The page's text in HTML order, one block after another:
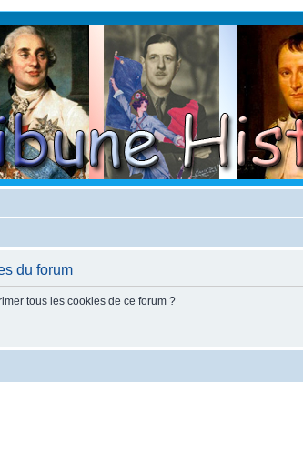
du forum
tous les cookies de ce forum ?